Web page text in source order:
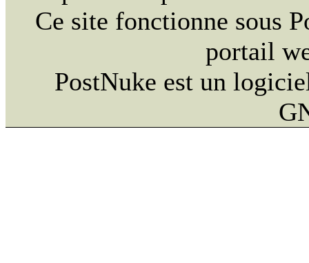
Ce site fonctionne sous
portail
PostNuke est un